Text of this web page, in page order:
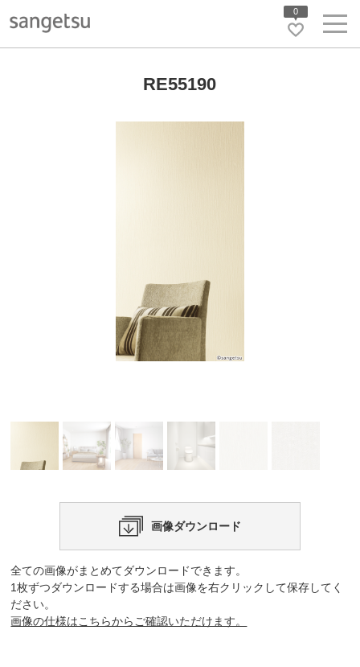
0
RE55190
画像ダウンロード
全ての画像がまとめてダウンロードできます。
1枚ずつダウンロードする場合は画像を右クリックして保存してく
ださい。
画像の仕様はこちらからご確認いただけます。